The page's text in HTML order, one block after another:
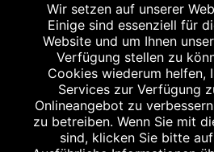
Schleckheimer
52076
Tel.: 02408
Fax: 02408
info@inda-
Wir setzen auf unserer
Einige sind essenziell für
Website und um Ihnen
Verfügung stellen zu
Cookies wiederum helfen,
Services zur Verfügung
Onlineangebot zu
zu betreiben. Wenn Sie mit
sind, klicken Sie bitte auf